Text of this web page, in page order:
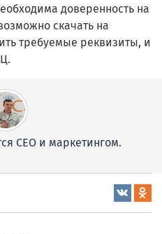
доверенность на
скачать на
требуемые реквизиты, и
СЕО и маркетингом.